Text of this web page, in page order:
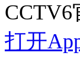
CCTV6
打开